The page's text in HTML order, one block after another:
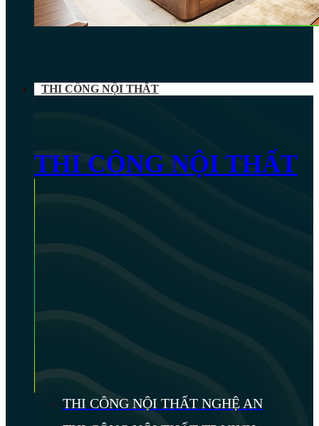
THI CÔNG NỘI THẤT
THI CÔNG NỘI THẤT
THI CÔNG NỘI THẤT NGHỆ AN